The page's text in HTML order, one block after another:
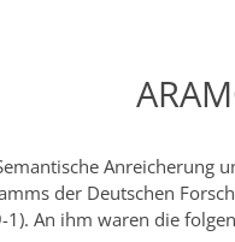
der Deutschen
1). An ihm waren die